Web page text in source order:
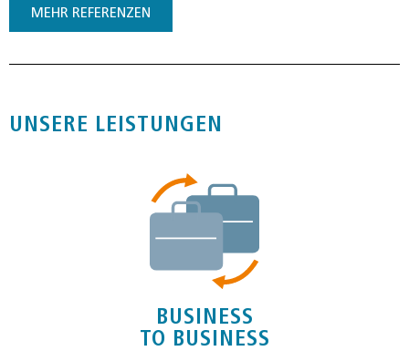
MEHR REFE­REN­ZEN
UNSERE LEISTUNGEN
BUSINESS
TO BUSINESS